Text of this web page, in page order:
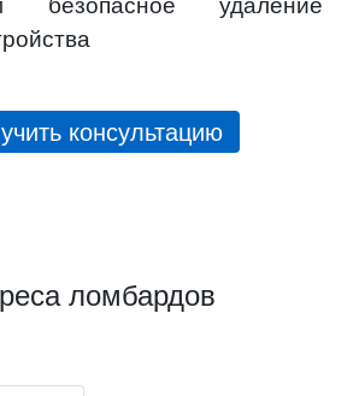
безопасное удаление
консультацию
ломбардов